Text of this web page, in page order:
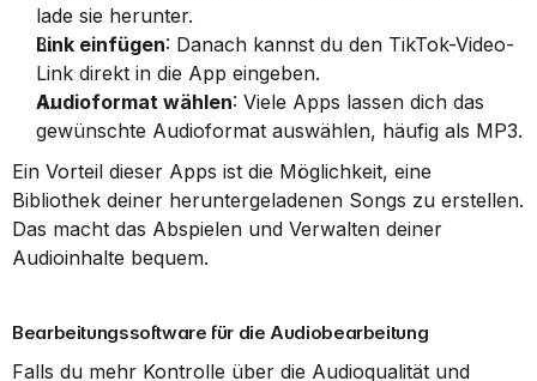
lade sie herunter.
Link einfügen: Danach kannst du den TikTok-Video-
Link direkt in die App eingeben.
Audioformat wählen: Viele Apps lassen dich das
gewünschte Audioformat auswählen, häufig als MP3.
Ein Vorteil dieser Apps ist die Möglichkeit, eine
Bibliothek deiner heruntergeladenen Songs zu erstellen.
Das macht das Abspielen und Verwalten deiner
Audioinhalte bequem.
Bearbeitungssoftware für die Audiobearbeitung
Falls du mehr Kontrolle über die Audioqualität und